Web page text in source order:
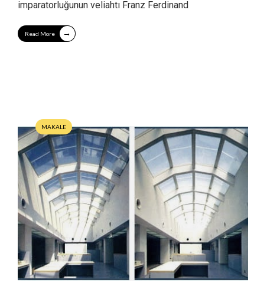
imparatorluğunun veliahtı Franz Ferdinand
Read More →
MAKALE